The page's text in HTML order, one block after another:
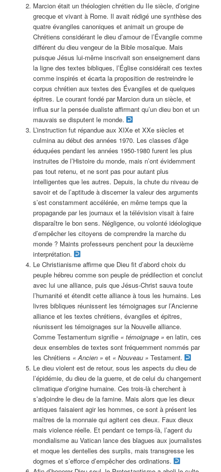
Marcion était un théologien chrétien du IIe siècle, d’origine
grecque et vivant à Rome. Il avait rédigé une synthèse des
quatre évangiles canoniques et animait un groupe de
Chrétiens considérant le dieu d’amour de l’Évangile comme
différent du dieu vengeur de la Bible mosaïque. Mais
puisque Jésus lui-même inscrivait son enseignement dans
la ligne des textes bibliques, l’Église considérait ces textes
comme inspirés et écarta la proposition de restreindre le
corpus chrétien aux textes des Évangiles et de quelques
épitres. Le courant fondé par Marcion dura un siècle, et
influa sur la pensée dualiste affirmant qu’un dieu bon et un
mauvais se disputent le monde.
L’instruction fut répandue aux XIXe et XXe siècles et
culmina au début des années 1970. Les classes d’âge
éduquées pendant les années 1950-1980 furent les plus
instruites de l’Histoire du monde, mais n’ont évidemment
pas tout retenu, et ne sont pas pour autant plus
intelligentes que les autres. Depuis, la chute du niveau de
savoir et de l’aptitude à discerner la valeur des arguments
s’est constamment accélérée, en même temps que la
propagande par les journaux et la télévision visait à faire
disparaître le bon sens. Négligence, ou volonté idéologique
d’empêcher les citoyens de comprendre la marche du
monde ? Maints professeurs penchent pour la deuxième
interprétation.
Le Christianisme affirme que Dieu fit d’abord choix du
peuple hébreu comme son peuple de prédilection et conclut
avec lui une alliance, puis que Jésus-Christ sauva toute
l’humanité et étendit cette alliance à tous les humains. Les
livres bibliques réunissent les témoignages sur l’Ancienne
alliance et les textes chrétiens, évangiles et épitres,
réunissent les témoignages sur la Nouvelle alliance.
Comme Testamentum signifie « témoignage » en latin, ces
deux ensembles de textes sont fréquemment nommés par
les Chrétiens « Ancien » et « Nouveau » Testament.
Le dieu violent est de retour, sous les aspects du dieu de
l’épidémie, du dieu de la guerre, et de celui du changement
climatique d’origine humaine. Ces trois-là cherchent à
s’adjoindre le dieu de la famine. Mais alors que les dieux
antiques faisaient agir les hommes, ce sont à présent les
maîtres de la monnaie qui agitent ces dieux. Faux dieux
mais violence réelle. Et pendant ce temps-là, l’agent du
mondialisme au Vatican lance des blagues aux journalistes
et moque les dentelles des surplis, mais transgresse les
dogmes et s’efforce d’empêcher des ordinations.